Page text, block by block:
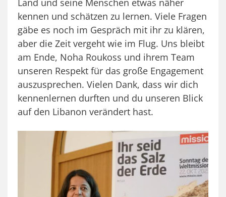
Land und seine Menschen etwas näher
kennen und schätzen zu lernen. Viele Fragen
gäbe es noch im Gespräch mit ihr zu klären,
aber die Zeit vergeht wie im Flug. Uns bleibt
am Ende, Noha Roukoss und ihrem Team
unseren Respekt für das große Engagement
auszusprechen. Vielen Dank, dass wir dich
kennenlernen durften und du unseren Blick
auf den Libanon verändert hast.